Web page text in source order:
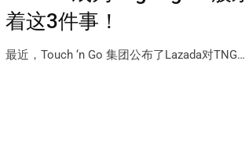
着这3件事！
最近，Touch ‘n Go 集团公布了Lazada对TNG…